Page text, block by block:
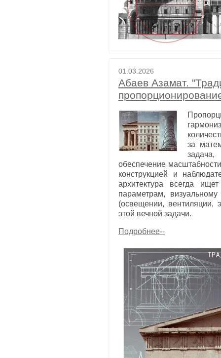
01.03.2026
Абаев Азамат.
за
задача,
обеспечение
конструкцией и
архитектура всегда
параметрам,
(освещении,
этой вечной задачи.
Подробнее--